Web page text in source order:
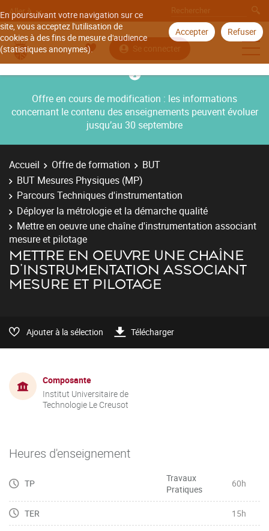
En poursuivant votre navigation sur ce
site, vous acceptez l'utilisation de
cookies à des fins de mesure d'audience
(statistiques anonymes).
Accepter Refuser
Aller à
Se connecter
Offre en cours de modification : les informations
concernant le contenu des enseignements peuvent évoluer
jusqu’au 30 septembre
Accueil Offre de formation
BUT
BUT Mesures Physiques (MP)
Parcours Techniques d'instrumentation
Déployer la métrologie et la démarche qualité
Mettre en oeuvre une chaîne d'instrumentation associant
mesure et pilotage
METTRE EN OEUVRE UNE CHAÎNE
D'INSTRUMENTATION ASSOCIANT
MESURE ET PILOTAGE
Ajouter à la sélection Télécharger
Composante
Institut Universitaire de
Technologie Le Creusot
Heures d'enseignement
TP
Travaux
Pratiques
60h
TER 15h